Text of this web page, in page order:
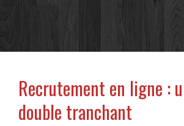
Recrutement en ligne :
double tranchant